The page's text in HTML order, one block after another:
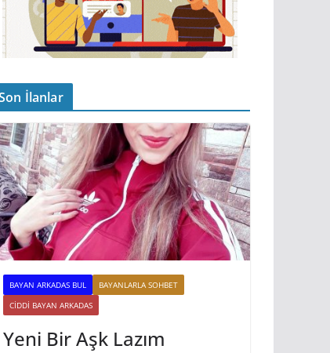
İlanlar
BAYAN ARKADAS BUL
BAYANLARLA SOHBET
CIDDI BAYAN ARKADAS
Yeni Bir Aşk Lazım